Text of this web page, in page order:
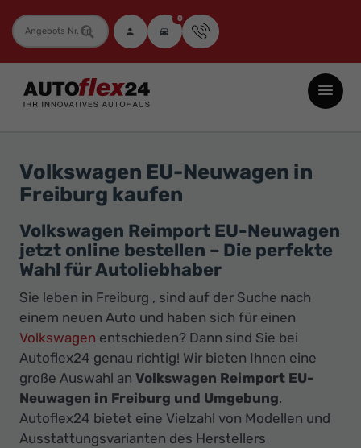
Fahrzeugnummer 0
Autoflex24
GmbH
Neuwagen
Jahreswagen
und
Gebrauchtwagen
zu
Top-
Preisen
-
Ihr
Innovatives
Autohaus
Volkswagen EU-Neuwagen in
Freiburg kaufen
Volkswagen Reimport EU-Neuwagen
jetzt online bestellen – Die perfekte
Wahl für Autoliebhaber
Sie leben in Freiburg , sind auf der Suche nach
einem neuen Auto und haben sich für einen
Volkswagen entschieden? Dann sind Sie bei
Autoflex24 genau richtig! Wir bieten Ihnen eine
große Auswahl an Volkswagen Reimport EU-
Neuwagen in Freiburg und Umgebung.
Autoflex24 bietet eine Vielzahl von Modellen und
Ausstattungsvarianten des Herstellers